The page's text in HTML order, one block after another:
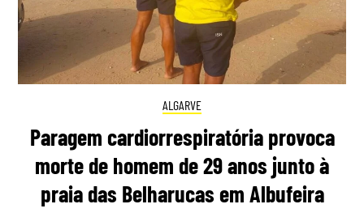
ALGARVE
Paragem cardiorrespiratória provoca
morte de homem de 29 anos junto à
praia das Belharucas em Albufeira